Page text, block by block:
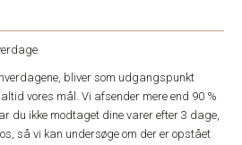
bliver som udgangspunkt
vores mål. Vi afsender mere end 90 %
du ikke modtaget dine varer efter 3 dage,
så vi kan undersøge om der er opstået